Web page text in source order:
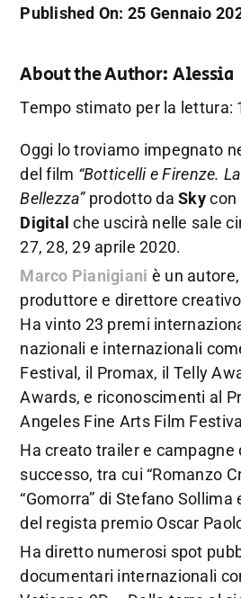
Published On: 25 Gennaio
About the Author: Alessia
Tempo stimato per la lettura:
Oggi lo troviamo impegnato
del film “Botticelli e Firenze.
Bellezza” prodotto daSkycon
Digital che uscirà nelle sale
27, 28, 29 aprile 2020.
Marco Pianigiani è un
produttore e direttore
Ha vinto 23 premi
nazionali e internazionali
Festival, il Promax, il Telly
Awards, e riconoscimenti al
Angeles Fine Arts Film
Ha creato trailer e campagne
successo, tra cui “Romanzo
“Gomorra” di Stefano Sollima
del regista premio Oscar
Ha diretto numerosi spot
documentari internazionali